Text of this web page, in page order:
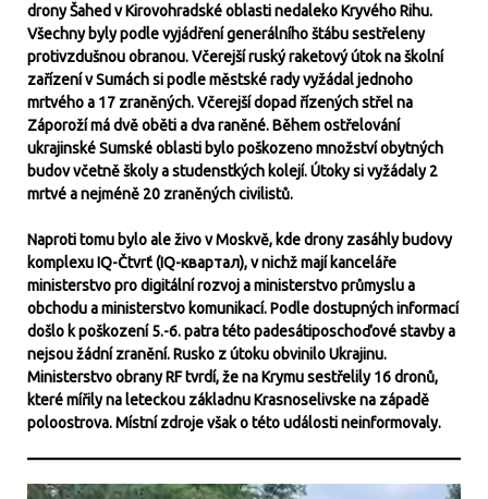
drony Šahed v Kirovohradské oblasti nedaleko Kryvého Rihu.
Všechny byly podle vyjádření generálního štábu sestřeleny
protivzdušnou obranou. Včerejší ruský raketový útok na školní
zařízení v Sumách si podle městské rady vyžádal jednoho
mrtvého a 17 zraněných. Včerejší dopad řízených střel na
Záporoží má dvě oběti a dva raněné. Během ostřelování
ukrajinské Sumské oblasti bylo poškozeno množství obytných
budov včetně školy a studenstkých kolejí. Útoky si vyžádaly 2
mrtvé a nejméně 20 zraněných civilistů.
Naproti tomu bylo ale živo v Moskvě, kde drony zasáhly budovy
komplexu IQ-Čtvrť (IQ-квартал), v nichž mají kanceláře
ministerstvo pro digitální rozvoj a ministerstvo průmyslu a
obchodu a ministerstvo komunikací. Podle dostupných informací
došlo k poškození 5.-6. patra této padesátiposchoďové stavby a
nejsou žádní zranění. Rusko z útoku obvinilo Ukrajinu.
Ministerstvo obrany RF tvrdí, že na Krymu sestřelily 16 dronů,
které mířily na leteckou základnu Krasnoselivske na západě
poloostrova. Místní zdroje však o této události neinformovaly.